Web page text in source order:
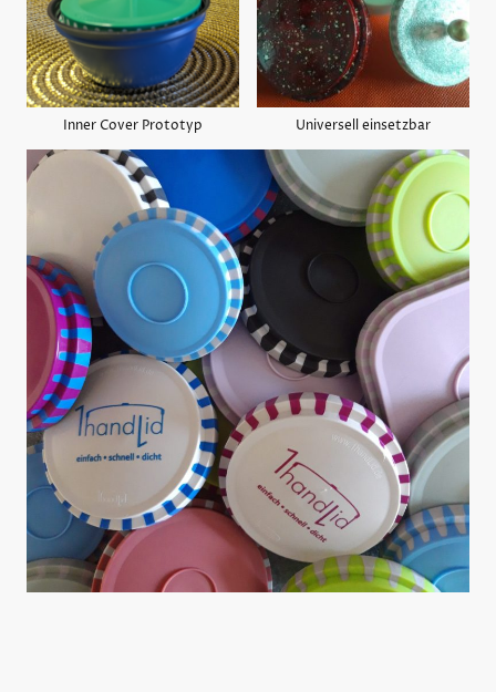
Inner Cover Prototyp Universell einsetzbar